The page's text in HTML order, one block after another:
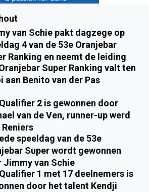
van Schie pakt dagzege op
4 van de 53e Oranjebar
Ranking en neemt de leiding
Super Ranking valt ten
aan Benito van der Pas
2 is gewonnen door
van de Ven, runner-up werd
Reniers
speeldag van de 53e
Super wordt gewonnen
Jimmy van Schie
1 met 17 deelnemers is
door het talent Kendji